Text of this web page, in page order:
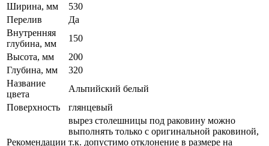
Ширина, мм
530
Перелив
Да
Внутренняя
глубина, мм
150
Высота, мм
200
Глубина, мм
320
Название
цвета
Альпийский белый
Поверхность
глянцевый
Рекомендации
вырез столешницы под раковину можно
выполнять только с оригинальной раковиной,
т.к. допустимо отклонение в размере на